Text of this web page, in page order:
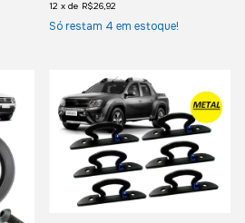
12 x de R$26,92
Só restam 4 em estoque!